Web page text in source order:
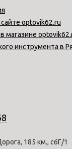
optovik62.ru
магазине
инструмента в
185 км., с6Г/1